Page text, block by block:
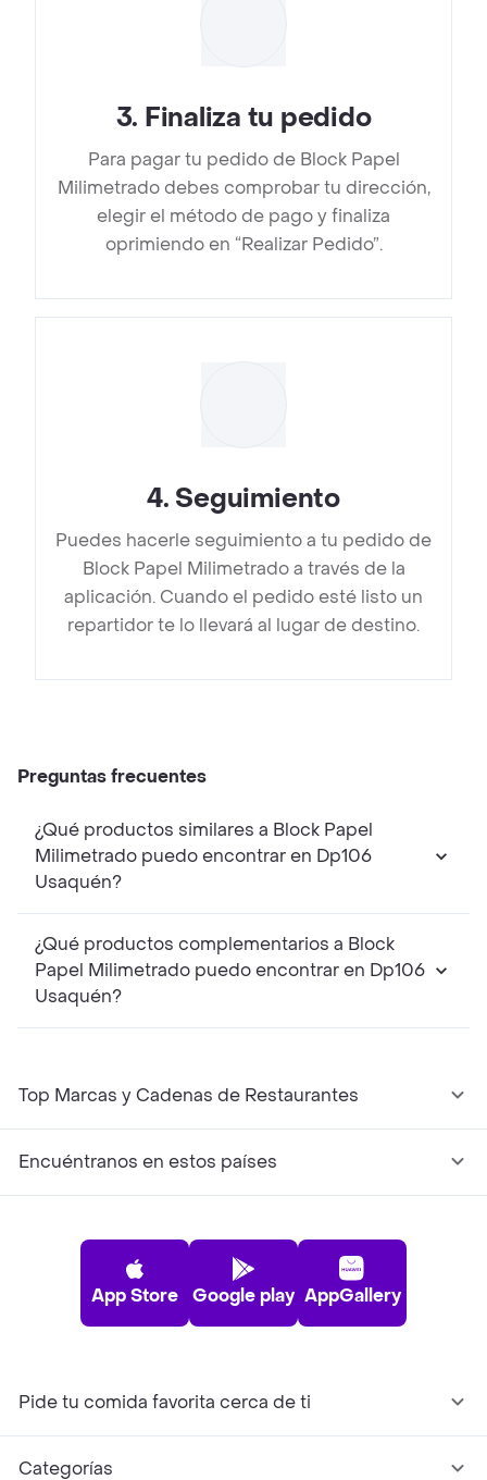
3. Finaliza tu pedido
Para pagar tu pedido de Block Papel
Milimetrado debes comprobar tu dirección,
elegir el método de pago y finaliza
oprimiendo en “Realizar Pedido”.
4. Seguimiento
Puedes hacerle seguimiento a tu pedido de
Block Papel Milimetrado a través de la
aplicación. Cuando el pedido esté listo un
repartidor te lo llevará al lugar de destino.
Preguntas frecuentes
¿Qué productos similares a Block Papel
Milimetrado puedo encontrar en Dp106
Usaquén?
¿Qué productos complementarios a Block
Papel Milimetrado puedo encontrar en Dp106
Usaquén?
Top Marcas y Cadenas de Restaurantes
Encuéntranos en estos países
App Store Google play AppGallery
Pide tu comida favorita cerca de ti
Categorías